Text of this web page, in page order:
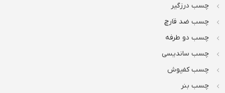
چسب درزگیر
چسب ضد قارچ
چسب دو طرفه
چسب ساندیسی
چسب کفپوش
چسب بنر